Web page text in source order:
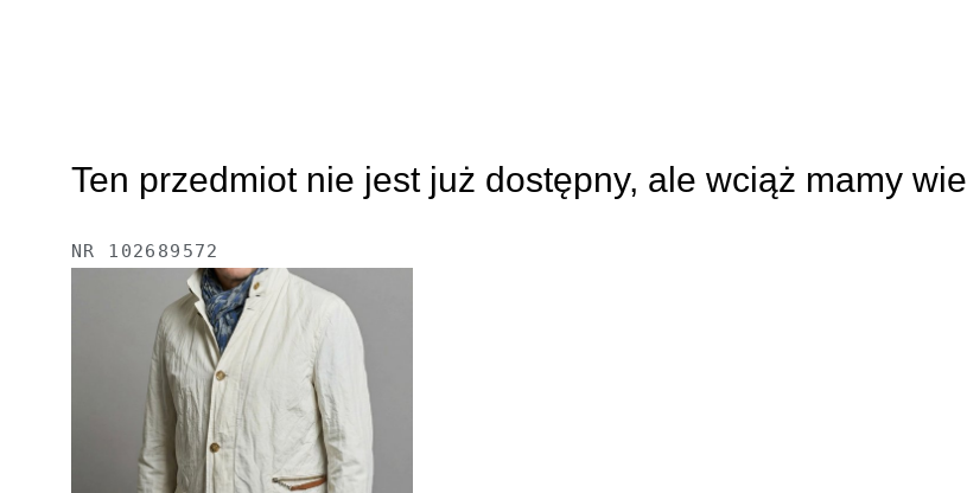
Ten przedmiot nie jest już dostępny, ale wciąż mamy
NR 102689572